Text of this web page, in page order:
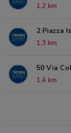
1.2 km
2 Piazza
1.3 km
50 Via
1.4 km